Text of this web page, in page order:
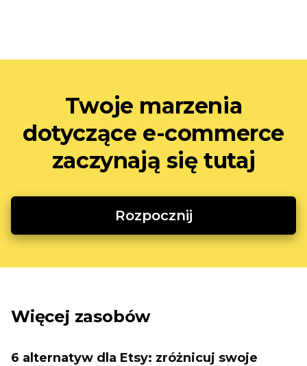
Twoje marzenia
dotyczące e-commerce
zaczynają się tutaj
Rozpocznij
Więcej zasobów
6 alternatyw dla Etsy: zróżnicuj swoje